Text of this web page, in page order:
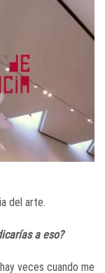
del arte.
a eso?
veces cuando me